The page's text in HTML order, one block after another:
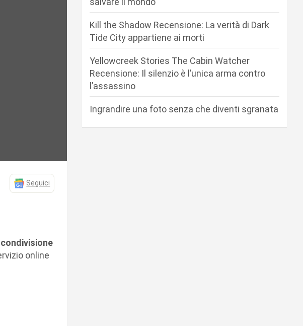
Seguici
online
Kill the Shadow Recensione: La verità di Dark
Tide City appartiene ai morti
Yellowcreek Stories The Cabin Watcher
Recensione: Il silenzio è l’unica arma contro
l’assassino
Ingrandire una foto senza che diventi sgranata